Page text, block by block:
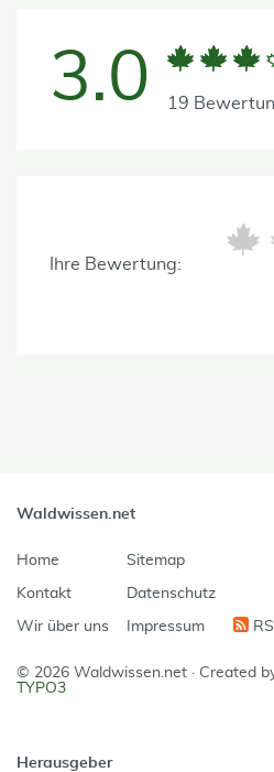
3.0 19
Ihre Bewertung:
Waldwissen.net
Home
Kontakt
Wir über uns
Sitemap
Datenschutz
Impressum
© 2026 Waldwissen.net · Created
TYPO3
Herausgeber